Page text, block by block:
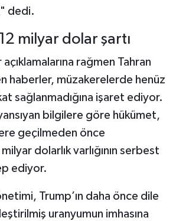
dedi.
milyar dolar şartı
açıklamalarına rağmen Tahran
haberler, müzakerelerde henüz
sağlanmadığına işaret ediyor.
bilgilere göre hükümet,
geçilmeden önce
dolarlık varlığının serbest
ediyor.
Trump’ın daha önce dile
uranyumun imhasına